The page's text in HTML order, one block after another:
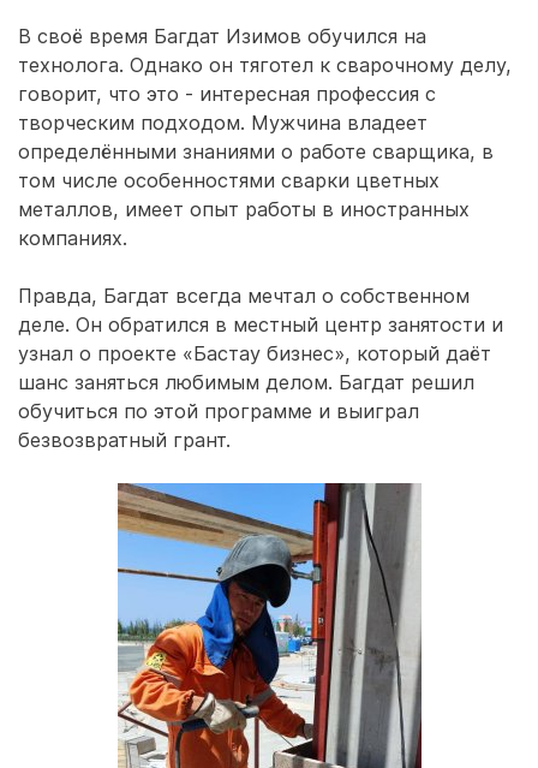
В своё время Багдат Изимов обучился на
технолога. Однако он тяготел к сварочному делу,
говорит, что это - интересная профессия с
творческим подходом. Мужчина владеет
определёнными знаниями о работе сварщика, в
том числе особенностями сварки цветных
металлов, имеет опыт работы в иностранных
компаниях.
Правда, Багдат всегда мечтал о собственном
деле. Он обратился в местный центр занятости и
узнал о проекте «Бастау бизнес», который даёт
шанс заняться любимым делом. Багдат решил
обучиться по этой программе и выиграл
безвозвратный грант.